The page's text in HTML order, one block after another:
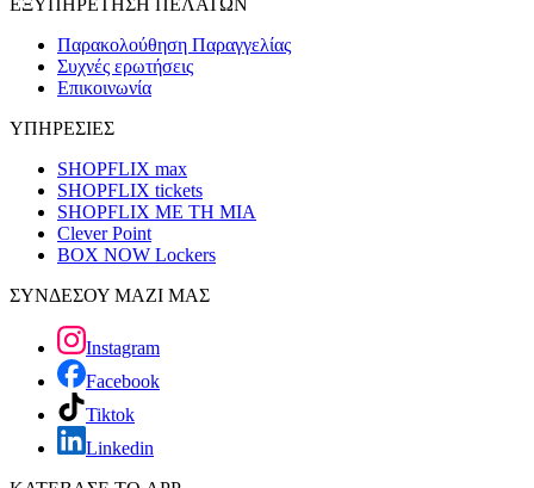
ΕΞΥΠΗΡΕΤΗΣΗ ΠΕΛΑΤΩΝ
Παρακολούθηση Παραγγελίας
Συχνές ερωτήσεις
Επικοινωνία
ΥΠΗΡΕΣΙΕΣ
SHOPFLIX max
SHOPFLIX tickets
SHOPFLIX ΜΕ ΤΗ ΜΙΑ
Clever Point
BOX NOW Lockers
ΣΥΝΔΕΣΟΥ ΜΑΖΙ ΜΑΣ
Instagram
Facebook
Tiktok
Linkedin